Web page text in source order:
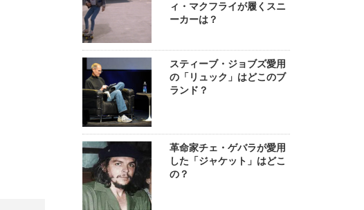
ィ・マクフライが履くスニ
ーカーは？
スティーブ・ジョブズ愛用
の「リュック」はどこのブ
ランド？
革命家チェ・ゲバラが愛用
した「ジャケット」はどこ
の？